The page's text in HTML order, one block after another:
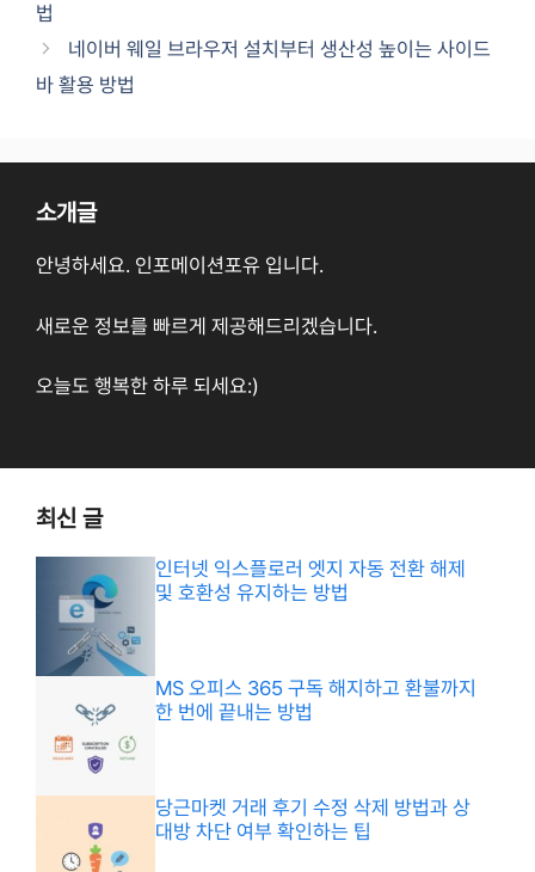
법
네이버 웨일 브라우저 설치부터 생산성 높이는 사이드
바 활용 방법
소개글
안녕하세요. 인포메이션포유 입니다.
새로운 정보를 빠르게 제공해드리겠습니다.
오늘도 행복한 하루 되세요:)
최신 글
인터넷 익스플로러 엣지 자동 전환 해제
및 호환성 유지하는 방법
MS 오피스 365 구독 해지하고 환불까지
한 번에 끝내는 방법
당근마켓 거래 후기 수정 삭제 방법과 상
대방 차단 여부 확인하는 팁